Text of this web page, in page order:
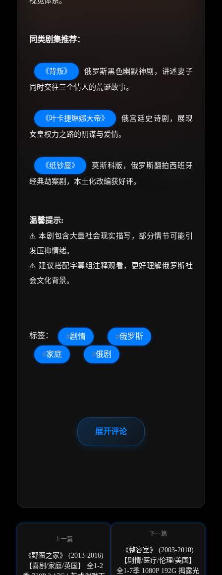
同类剧集推荐：
《背叛》
俄罗斯黑色幽默神剧，讲述妻子
同时交往三个情人的荒诞故事。
《叶卡捷琳娜大帝》
俄宫廷史诗剧，展现
女皇权力之路的阴谋与爱情。
《纸钞屋》
莫斯科版，俄罗斯翻拍西班牙
经典劫案剧，本土化改编获好评。
温馨提示:
⚠️ 本剧包含大量社会现实描写，部分情节可能引
发压抑情绪。
⚠️ 建议搭配字幕组注释观看，更好理解俄罗斯社
会文化背景。
标签： #剧情 #俄罗斯
#家庭 #俄剧
展开评论
《野蛮之家》 (2013-2016)
【喜剧/家庭/英国】 全1-2
《整容室》 (2003-2010)
【剧情/医疗/伦理/美国】
全1-7季 1080P 192G 揭露光